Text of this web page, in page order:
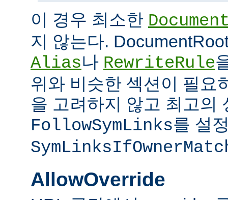
이 경우 최소한
지 않는다.
Alias나 RewriteRule
위와 비슷한 섹션이 필요
을 고려하지 않고 최고의
FollowSymLinks를 설
AllowOverride